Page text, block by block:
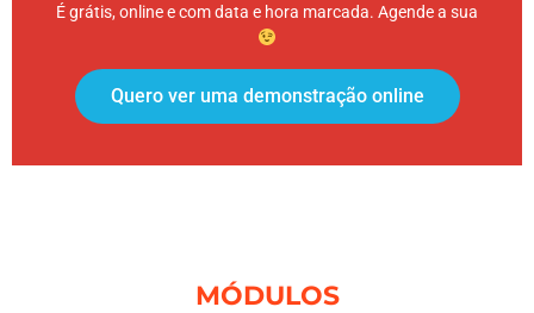
É grátis, online e com data e hora marcada. Agende a sua
Quero ver uma demonstração online
MÓDULOS